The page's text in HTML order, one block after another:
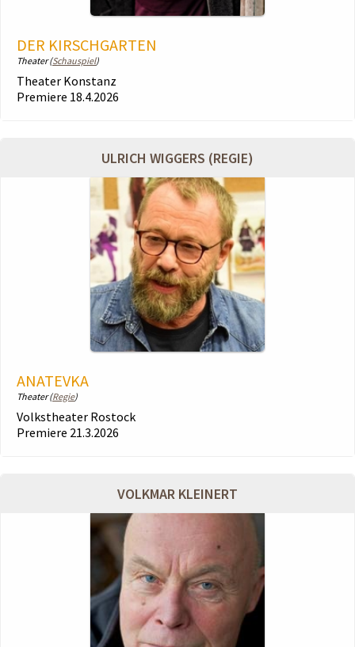
DER KIRSCHGARTEN
Theater (Schauspiel)
Theater Konstanz
Premiere 18.4.2026
ULRICH WIGGERS (REGIE)
ANATEVKA
Theater (Regie)
Volkstheater Rostock
Premiere 21.3.2026
VOLKMAR KLEINERT